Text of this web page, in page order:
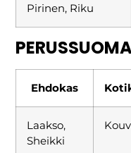
Pirinen, Riku
Ehdokas
Laakso,
Sheikki